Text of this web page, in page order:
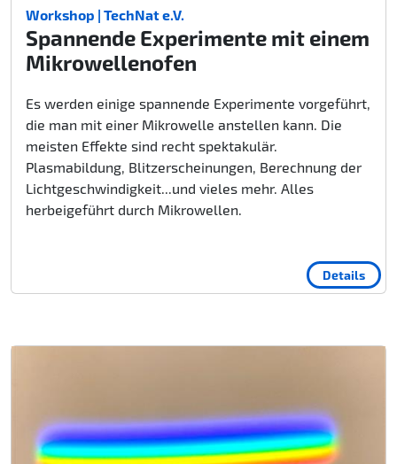
Workshop | TechNat e.V.
Spannende Experimente mit einem
Mikrowellenofen
Es werden einige spannende Experimente vorgeführt,
die man mit einer Mikrowelle anstellen kann. Die
meisten Effekte sind recht spektakulär.
Plasmabildung, Blitzerscheinungen, Berechnung der
Lichtgeschwindigkeit...und vieles mehr. Alles
herbeigeführt durch Mikrowellen.
Details